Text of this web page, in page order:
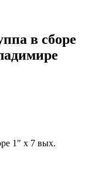
в сборе
1" х 7 вых.